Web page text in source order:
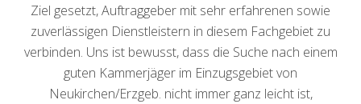
Ziel gesetzt, Auftraggeber mit sehr erfahrenen sowie
zuverlässigen Dienstleistern in diesem Fachgebiet zu
verbinden. Uns ist bewusst, dass die Suche nach einem
guten Kammerjäger im Einzugsgebiet von
Neukirchen/Erzgeb. nicht immer ganz leicht ist,